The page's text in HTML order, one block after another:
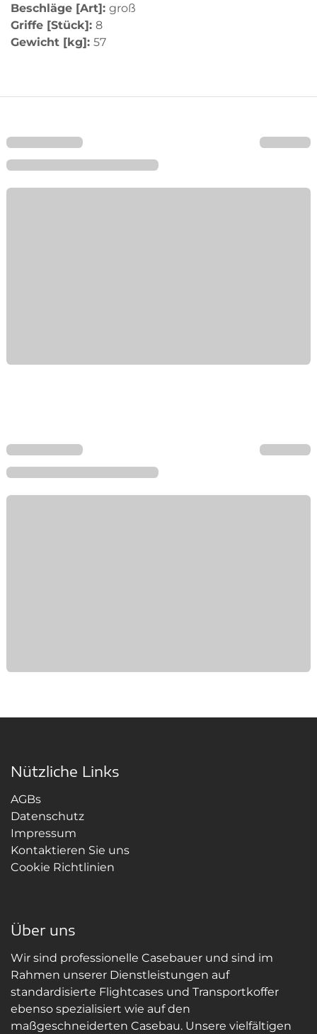
Beschläge [Art]: groß
Griffe [Stück]: 8
Gewicht [kg]: 57
Nützliche Links
AGBs
Datenschutz
Impressum
Kontaktieren Sie uns
Cookie Richtlinien
Über uns
Wir sind professionelle Casebauer und sind im
Rahmen unserer Dienstleistungen auf
standardisierte Flightcases und Transportkoffer
ebenso spezialisiert wie auf den
maßgeschneiderten Casebau. Unsere vielfältigen